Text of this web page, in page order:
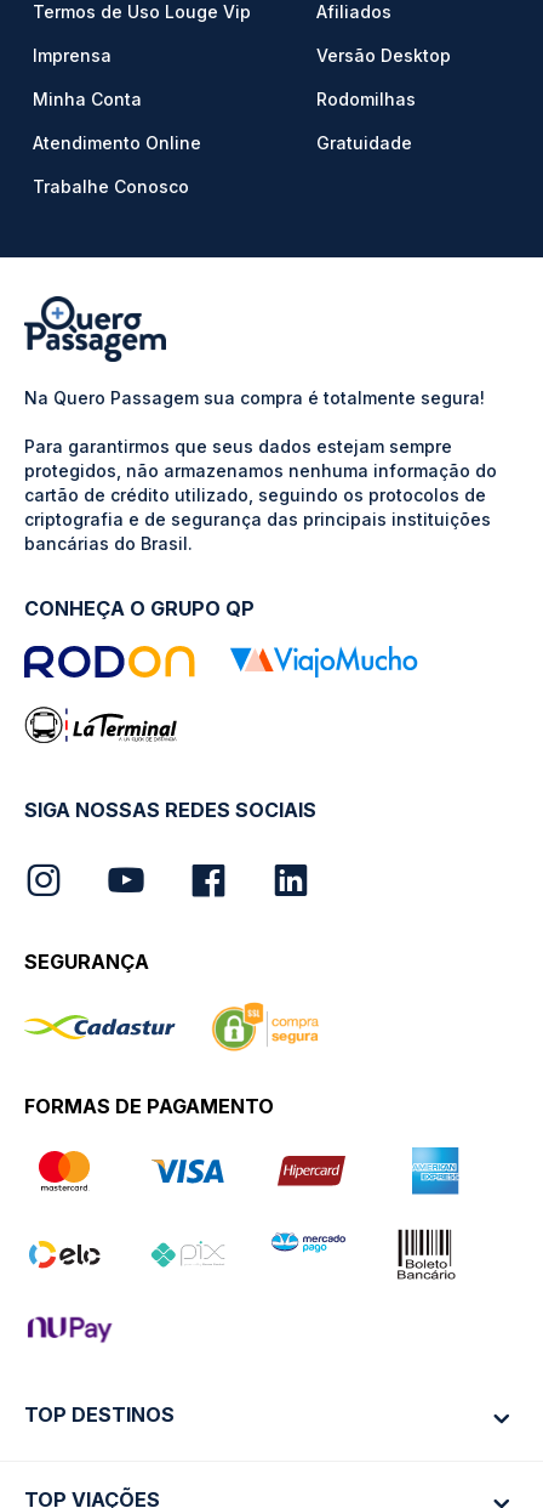
Termos de Uso Louge Vip
Imprensa
Minha Conta
Atendimento Online
Trabalhe Conosco
Afiliados
Versão Desktop
Rodomilhas
Gratuidade
Na Quero Passagem sua compra é totalmente segura!
Para garantirmos que seus dados estejam sempre
protegidos, não armazenamos nenhuma informação do
cartão de crédito utilizado, seguindo os protocolos de
criptografia e de segurança das principais instituições
bancárias do Brasil.
CONHEÇA O GRUPO QP
SIGA NOSSAS REDES SOCIAIS
SEGURANÇA
FORMAS DE PAGAMENTO
TOP DESTINOS
Ônibus Rio de Janeiro
TOP VIAÇÕES